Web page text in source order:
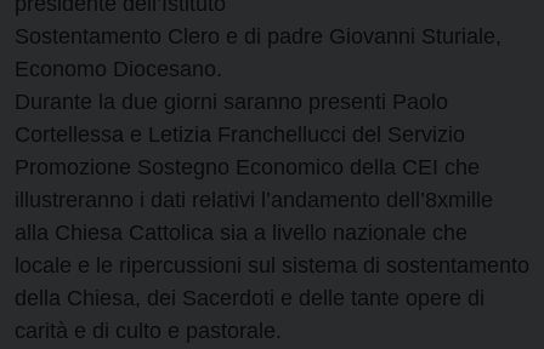
Sostentamento Clero e di padre Giovanni Sturiale,
Economo Diocesano.
Durante la due giorni saranno presenti Paolo
Cortellessa e Letizia Franchellucci del Servizio
Promozione Sostegno Economico della CEI che
illustreranno i dati relativi l’andamento dell’8xmille
alla Chiesa Cattolica sia a livello nazionale che
locale e le ripercussioni sul sistema di sostentamento
della Chiesa, dei Sacerdoti e delle tante opere di
carità e di culto e pastorale.